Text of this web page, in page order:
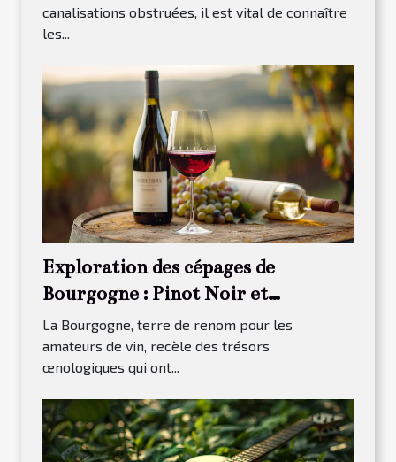
canalisations obstruées, il est vital de connaître
les...
Exploration des cépages de
Bourgogne : Pinot Noir et
Chardonnay
La Bourgogne, terre de renom pour les
amateurs de vin, recèle des trésors
œnologiques qui ont...